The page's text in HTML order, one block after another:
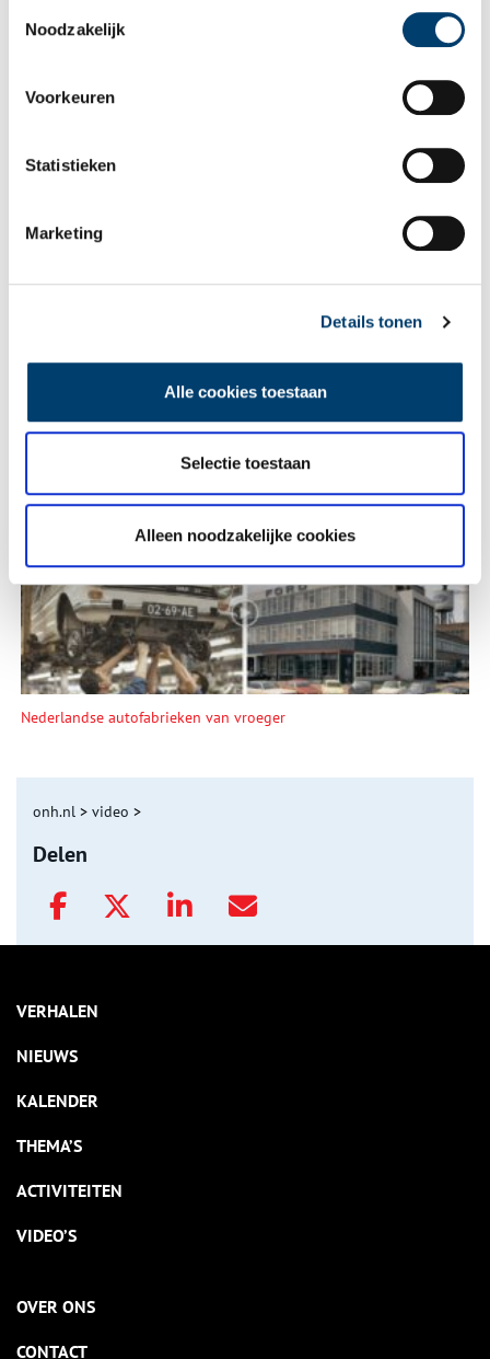
Noodzakelijk
Voorkeuren
Statistieken
Marketing
Details tonen
Alle cookies toestaan
Selectie toestaan
Alleen noodzakelijke cookies
De eendenboeten op De Haukes
Nederlandse autofabrieken van vroeger
onh.nl > video >
Delen
VERHALEN
NIEUWS
KALENDER
THEMA’S
ACTIVITEITEN
VIDEO’S
OVER ONS
CONTACT